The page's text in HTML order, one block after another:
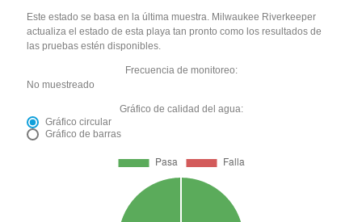
Este estado se basa en la última muestra. Milwaukee Riverkeeper
actualiza el estado de esta playa tan pronto como los resultados de
las pruebas estén disponibles.
Frecuencia de monitoreo:
No muestreado
Gráfico de calidad del agua:
Gráfico circular
Gráfico de barras